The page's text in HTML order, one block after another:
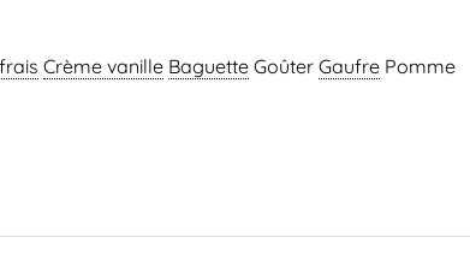
Crème vanille Baguette Goûter Gaufre Pomme